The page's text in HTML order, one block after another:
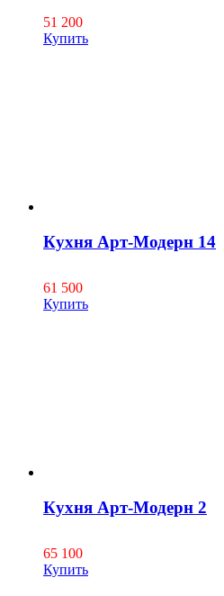
51 200
Купить
Кухня Арт-Модерн 14
61 500
Купить
Кухня Арт-Модерн 2
65 100
Купить